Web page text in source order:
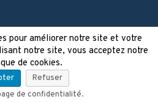
pour améliorer notre site et votre
notre site, vous acceptez notre
de cookies.
Refuser
de confidentialité.